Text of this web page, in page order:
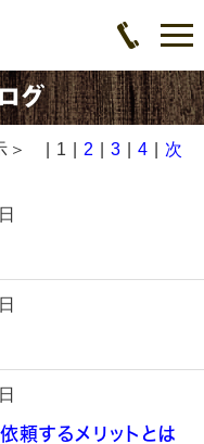
＞ | 1 | 2 3 4
次
頼するメリットとは